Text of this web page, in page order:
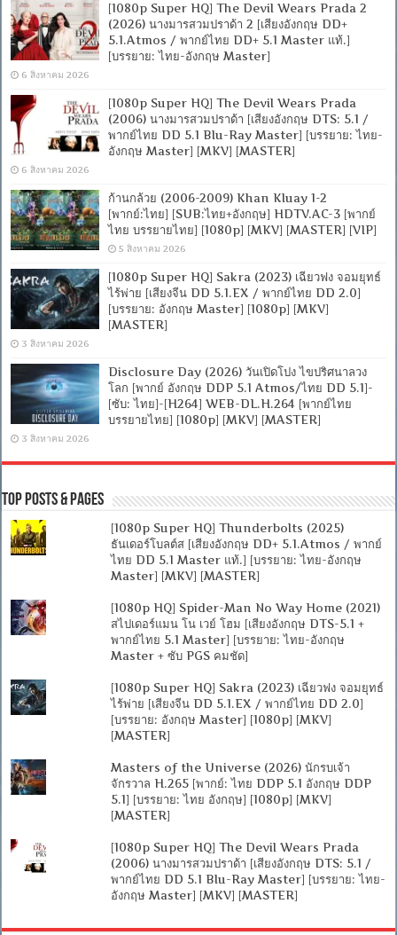
[1080p Super HQ] The Devil Wears Prada 2
(2026) นางมารสวมปราด้า 2 [เสียงอังกฤษ DD+
5.1.Atmos / พากย์ไทย DD+ 5.1 Master แท้.]
[บรรยาย: ไทย-อังกฤษ Master]
6 สิงหาคม 2026
[1080p Super HQ] The Devil Wears Prada
(2006) นางมารสวมปราด้า [เสียงอังกฤษ DTS: 5.1 /
พากย์ไทย DD 5.1 Blu-Ray Master] [บรรยาย: ไทย-
อังกฤษ Master] [MKV] [MASTER]
6 สิงหาคม 2026
ก้านกล้วย (2006-2009) Khan Kluay 1-2
[พากย์:ไทย] [SUB:ไทย+อังกฤษ] HDTV.AC-3 [พากย์
ไทย บรรยายไทย] [1080p] [MKV] [MASTER] [VIP]
5 สิงหาคม 2026
[1080p Super HQ] Sakra (2023) เฉียวฟง จอมยุทธ์
ไร้พ่าย [เสียงจีน DD 5.1.EX / พากย์ไทย DD 2.0]
[บรรยาย: อังกฤษ Master] [1080p] [MKV]
[MASTER]
3 สิงหาคม 2026
Disclosure Day (2026) วันเปิดโปง ไขปริศนาลวง
โลก [พากย์ อังกฤษ DDP 5.1 Atmos/ไทย DD 5.1]-
[ซับ: ไทย]-[H264] WEB-DL.H.264 [พากย์ไทย
บรรยายไทย] [1080p] [MKV] [MASTER]
3 สิงหาคม 2026
Top Posts & Pages
[1080p Super HQ] Thunderbolts (2025)
ธันเดอร์โบลต์ส [เสียงอังกฤษ DD+ 5.1.Atmos / พากย์
ไทย DD 5.1 Master แท้.] [บรรยาย: ไทย-อังกฤษ
Master] [MKV] [MASTER]
[1080p HQ] Spider-Man No Way Home (2021)
สไปเดอร์แมน โน เวย์ โฮม [เสียงอังกฤษ DTS-5.1 +
พากย์ไทย 5.1 Master] [บรรยาย: ไทย-อังกฤษ
Master + ซับ PGS คมชัด]
[1080p Super HQ] Sakra (2023) เฉียวฟง จอมยุทธ์
ไร้พ่าย [เสียงจีน DD 5.1.EX / พากย์ไทย DD 2.0]
[บรรยาย: อังกฤษ Master] [1080p] [MKV]
[MASTER]
Masters of the Universe (2026) นักรบเจ้า
จักรวาล H.265 [พากย์: ไทย DDP 5.1 อังกฤษ DDP
5.1] [บรรยาย: ไทย อังกฤษ] [1080p] [MKV]
[MASTER]
[1080p Super HQ] The Devil Wears Prada
(2006) นางมารสวมปราด้า [เสียงอังกฤษ DTS: 5.1 /
พากย์ไทย DD 5.1 Blu-Ray Master] [บรรยาย: ไทย-
อังกฤษ Master] [MKV] [MASTER]